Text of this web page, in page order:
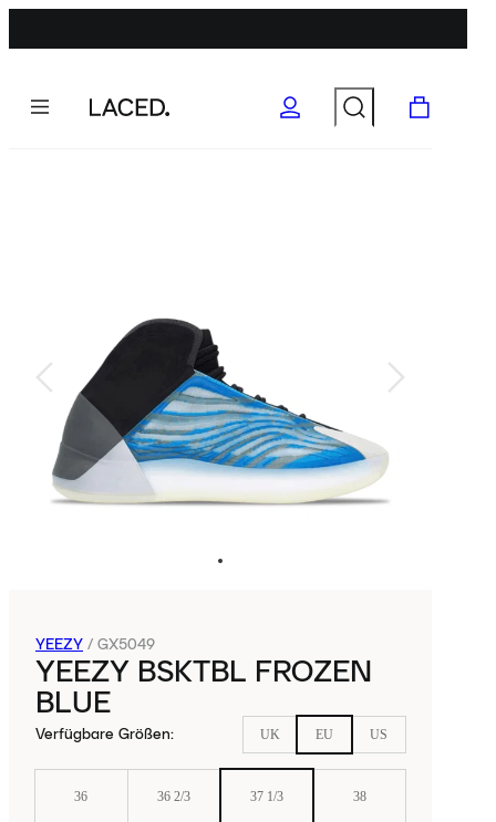
YEEZY / GX5049
YEEZY BSKTBL FROZEN
BLUE
Verfügbare Größen: UK EU US
36 36 2/3 37 1/3 38